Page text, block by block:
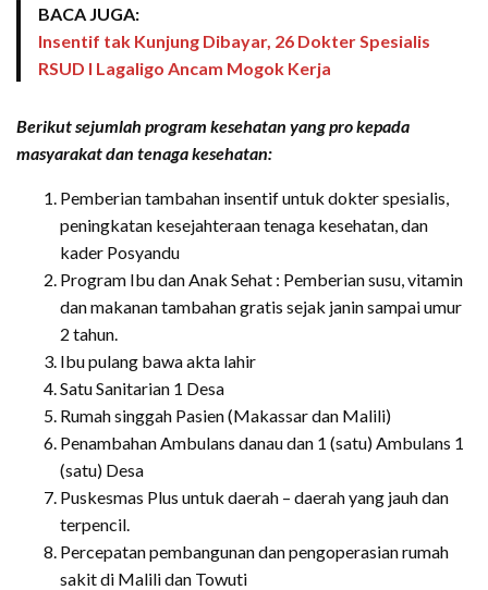
BACA JUGA:
Insentif tak Kunjung Dibayar, 26 Dokter Spesialis
RSUD I Lagaligo Ancam Mogok Kerja
Berikut sejumlah program kesehatan yang pro kepada
masyarakat dan tenaga kesehatan:
Pemberian tambahan insentif untuk dokter spesialis,
peningkatan kesejahteraan tenaga kesehatan, dan
kader Posyandu
Program Ibu dan Anak Sehat : Pemberian susu, vitamin
dan makanan tambahan gratis sejak janin sampai umur
2 tahun.
Ibu pulang bawa akta lahir
Satu Sanitarian 1 Desa
Rumah singgah Pasien (Makassar dan Malili)
Penambahan Ambulans danau dan 1 (satu) Ambulans 1
(satu) Desa
Puskesmas Plus untuk daerah – daerah yang jauh dan
terpencil.
Percepatan pembangunan dan pengoperasian rumah
sakit di Malili dan Towuti